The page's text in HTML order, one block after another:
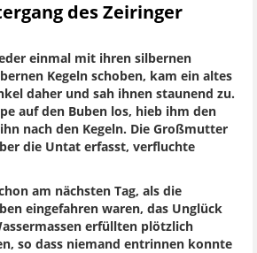
des Zeiringer
einmal mit ihren silbernen
Kegeln schoben, kam ein altes
daher und sah ihnen staunend zu.
auf den Buben los, hieb ihm den
nach den Kegeln. Die Großmutter
die Untat erfasst, verfluchte
am nächsten Tag, als die
eingefahren waren, das Unglück
erfüllten plötzlich
so dass niemand entrinnen konnte